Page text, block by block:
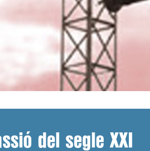
del segle XXI